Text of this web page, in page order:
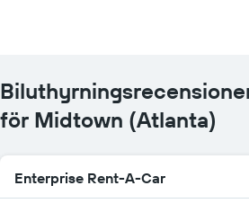
för Midtown (Atlanta)
Enterprise Rent-A-Car